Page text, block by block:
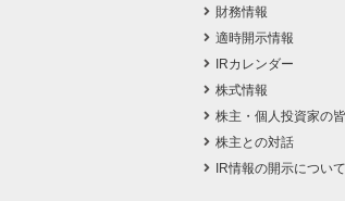
財務情報
適時開示情報
IRカレンダー
株式情報
株主・個人投資家の
株主との対話
IR情報の開示について